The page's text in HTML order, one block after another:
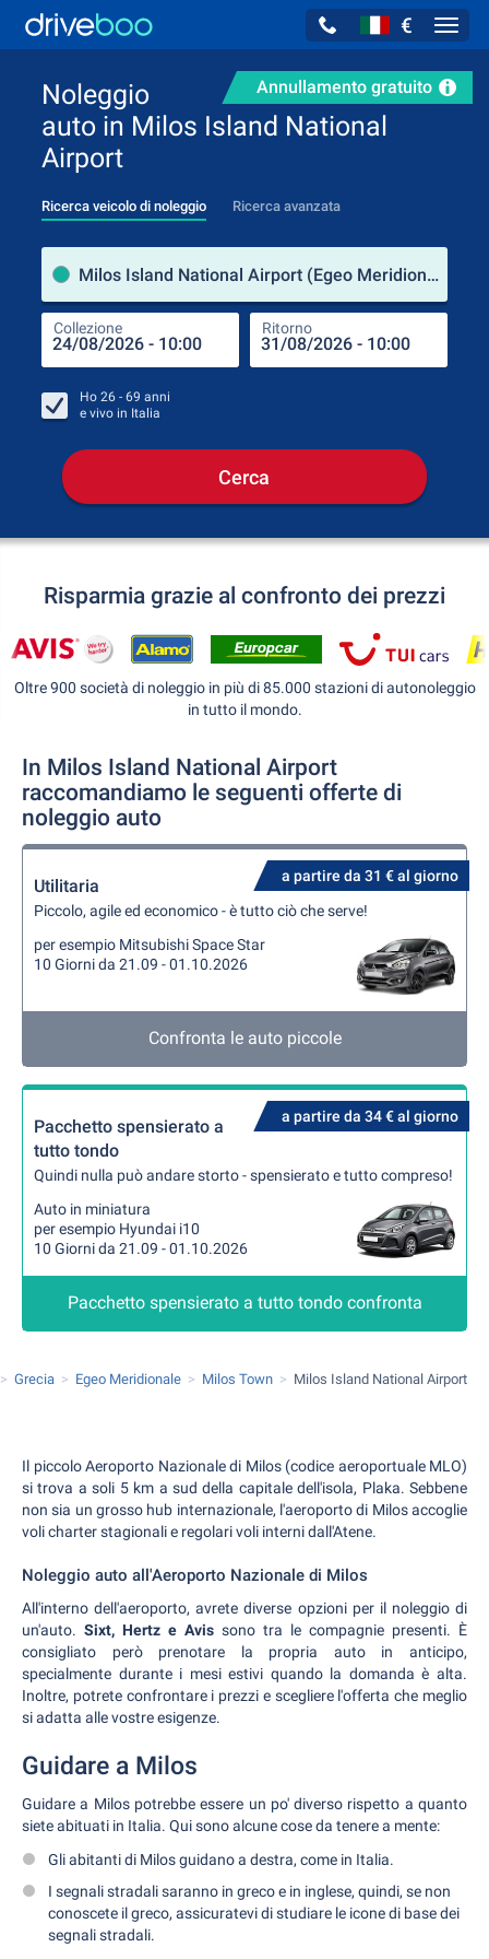
€
Annullamento gratuito
Noleggio
auto in Milos Island National
Airport
Ricerca veicolo di noleggio Ricerca avanzata
Milos Island National Airport (Egeo Meridionale / Grecia)
Collezione Ritorno
Ho 26 - 69 anni
e vivo in Italia
Cerca
Risparmia grazie al confronto dei prezzi
Oltre 900 società di noleggio in più di 85.000 stazioni di autonoleggio
in tutto il mondo.
In Milos Island National Airport
raccomandiamo le seguenti offerte di
noleggio auto
a partire da 31 € al giorno
Utilitaria
Piccolo, agile ed economico - è tutto ciò che serve!
per esempio Mitsubishi Space Star
10 Giorni da 21.09 - 01.10.2026
Confronta le auto piccole
a partire da 34 € al giorno
Pacchetto spensierato a
tutto tondo
Quindi nulla può andare storto - spensierato e tutto compreso!
Auto in miniatura
per esempio Hyundai i10
10 Giorni da 21.09 - 01.10.2026
Pacchetto spensierato a tutto tondo confronta
Grecia Egeo Meridionale Milos Town Milos Island National Airport
Il piccolo Aeroporto Nazionale di Milos (codice aeroportuale MLO)
si trova a soli 5 km a sud della capitale dell'isola, Plaka. Sebbene
non sia un grosso hub internazionale, l'aeroporto di Milos accoglie
voli charter stagionali e regolari voli interni dall'Atene.
Noleggio auto all'Aeroporto Nazionale di Milos
All'interno dell'aeroporto, avrete diverse opzioni per il noleggio di
un'auto. Sixt, Hertz e Avis sono tra le compagnie presenti. È
consigliato però prenotare la propria auto in anticipo,
specialmente durante i mesi estivi quando la domanda è alta.
Inoltre, potrete confrontare i prezzi e scegliere l'offerta che meglio
si adatta alle vostre esigenze.
Guidare a Milos
Guidare a Milos potrebbe essere un po' diverso rispetto a quanto
siete abituati in Italia. Qui sono alcune cose da tenere a mente:
Gli abitanti di Milos guidano a destra, come in Italia.
I segnali stradali saranno in greco e in inglese, quindi, se non
conoscete il greco, assicuratevi di studiare le icone di base dei
segnali stradali.